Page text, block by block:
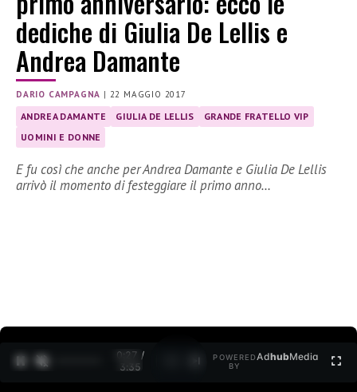
dediche di Giulia De Lellis e
Andrea Damante
DARIO CAMPAGNA | 22 MAGGIO 2017
ANDREA DAMANTE GIULIA DE LELLIS
GRANDE FRATELLO VIP
UOMINI E DONNE
E fu così che anche per Andrea Damante e Giulia De Lellis
arrivò il momento di festeggiare il primo anno…
0:27 /
3:35
POWERED
BY
AdhubMedia